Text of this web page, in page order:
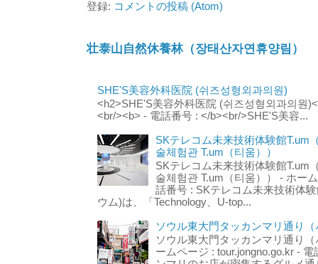
登録: コメントの投稿 (Atom)
壮泰山自然休養林（장태산자연휴양림）
SHE'S美容外科医院 (쉬즈성형외과의원)
<h2>SHE'S美容外科医院 (쉬즈성형외과의원
<br/><b> - 電話番号 : </b><br/>SHE'S美容...
SKテレコム未来技術体験館T.um
술체험관 T.um（티움））
SKテレコム未来技術体験館T.um
술체험관 T.um（티움）） - ホー
話番号 : SKテレコム未来技術体
ウム)は、「Technology、U-top...
ソウル東大門タッカンマリ通り
ソウル東大門タッカンマリ通り
ームページ : tour.jongno.go.kr -